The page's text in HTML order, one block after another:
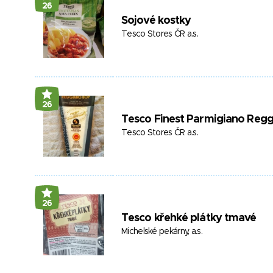
26
Sojové kostky
Tesco Stores ČR a.s.
26
Tesco Finest Parmigiano
Tesco Stores ČR a.s.
26
Tesco křehké plátky tmavé
Michelské pekárny, a.s.